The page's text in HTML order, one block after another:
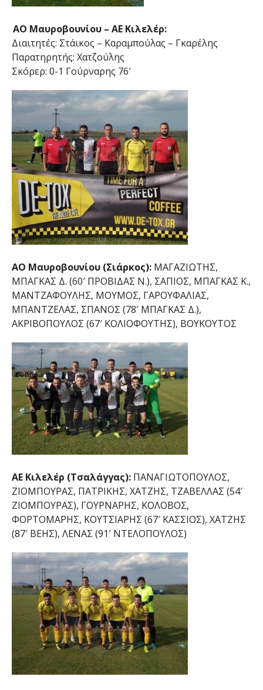
ΑΟ Μαυροβουνίου – ΑΕ Κιλελέρ:
Διαιτητές: Στάικος – Καραμπούλας – Γκαρέλης
Παρατηρητής: Χατζούλης
Σκόρερ: 0-1 Γούρναρης 76′
ΑΟ Μαυροβουνίου (Σιάρκος):ΜΑΓΑΖΙΩΤΗΣ,
ΜΠΑΓΚΑΣ Δ. (60′ ΠΡΟΒΙΔΑΣ Ν.), ΣΑΠΙΟΣ, ΜΠΑΓΚΑΣ Κ.,
ΜΑΝΤΖΑΦΟΥΛΗΣ, ΜΟΥΜΟΣ, ΓΑΡΟΥΦΑΛΙΑΣ,
ΜΠΑΝΤΖΕΛΑΣ, ΣΠΑΝΟΣ (78′ ΜΠΑΓΚΑΣ Δ.),
ΑΚΡΙΒΟΠΟΥΛΟΣ (67′ ΚΟΛΙΟΦΟΥΤΗΣ), ΒΟΥΚΟΥΤΟΣ
ΑΕ Κιλελέρ (Τσαλάγγας): ΠΑΝΑΓΙΩΤΟΠΟΥΛΟΣ,
ΖΙΟΜΠΟΥΡΑΣ, ΠΑΤΡΙΚΗΣ, ΧΑΤΖΗΣ, ΤΖΑΒΕΛΛΑΣ (54′
ΖΙΟΜΠΟΥΡΑΣ), ΓΟΥΡΝΑΡΗΣ, ΚΟΛΟΒΟΣ,
ΦΟΡΤΟΜΑΡΗΣ, ΚΟΥΤΣΙΑΡΗΣ (67′ ΚΑΣΣΙΟΣ), ΧΑΤΖΗΣ
(87′ ΒΕΗΣ), ΛΕΝΑΣ (91′ ΝΤΕΛΟΠΟΥΛΟΣ)